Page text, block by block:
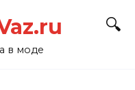
в моде